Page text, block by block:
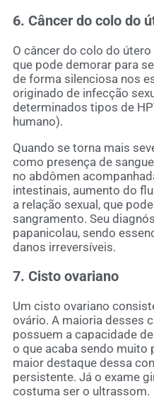
6. Câncer do colo do
O câncer do colo do
que pode demorar para
de forma silenciosa nos
originado de infecção
determinados tipos de
humano).
Quando se torna mais
como presença de
no abdômen
intestinais, aumento do
a relação sexual, que
sangramento. Seu
papanicolau, sendo
danos irreversíveis.
7. Cisto ovariano
Um cisto ovariano
ovário. A maioria desses
possuem a capacidade
o que acaba sendo muito
maior destaque dessa
persistente. Já o exame
costuma ser o ultrassom.